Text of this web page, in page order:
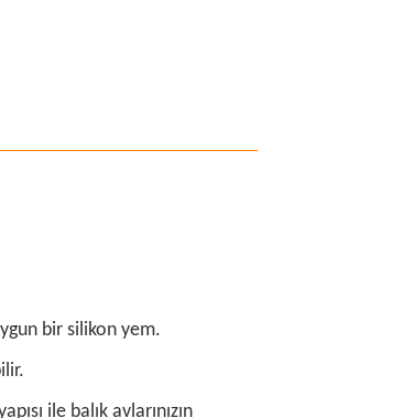
bir silikon yem.
ile balık avlarınızın